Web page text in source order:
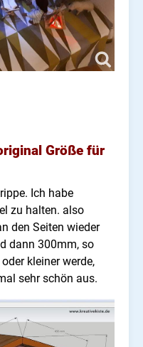
Größe für
Ich habe
zu halten. also
den Seiten wieder
dann 300mm, so
kleiner werde,
sehr schön aus.